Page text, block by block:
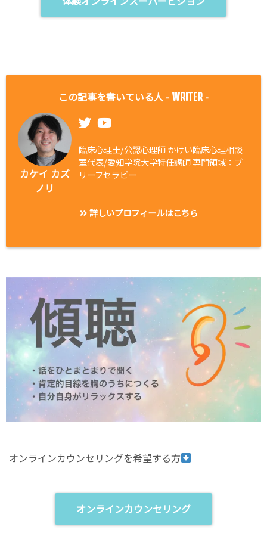
この記事を書いている人 - WRITER -
カケイ カズ
ノリ
臨床心理士/公認心理師 かけい臨床心理相談
室代表/愛知学院大学特任講師 専門領域：ブ
リーフセラピー
詳しいプロフィールはこちら
オンラインカウンセリングを希望する方
オンラインカウンセリング